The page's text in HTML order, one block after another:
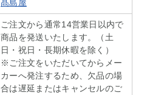
髙島屋
ご注文から通常14営業日以内で
商品を発送いたします。（土
日・祝日・長期休暇を除く）
※ご注文をいただいてからメー
カーへ発注するため、欠品の場
合は遅延またはキャンセルのご